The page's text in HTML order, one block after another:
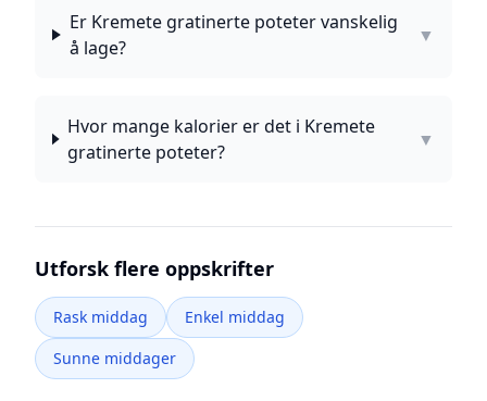
Er Kremete gratinerte poteter vanskelig
å lage?
▼
Hvor mange kalorier er det i Kremete
gratinerte poteter?
▼
Utforsk flere oppskrifter
Rask middag
Enkel middag
Sunne middager